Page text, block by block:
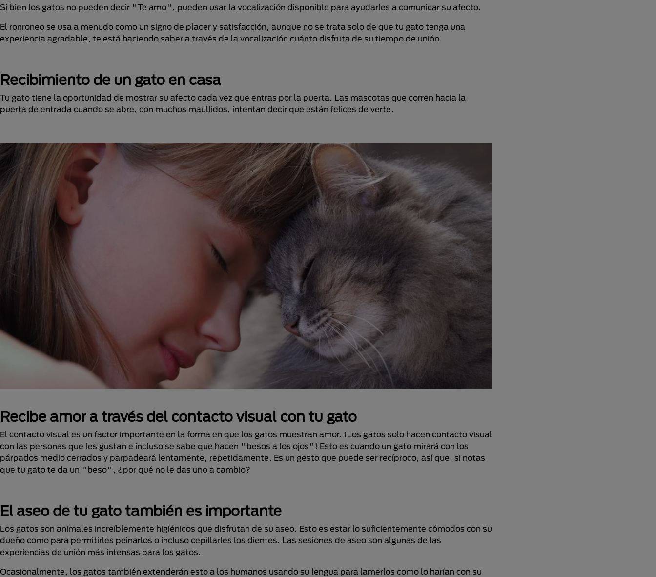
Si bien los gatos no pueden decir "Te amo", pueden usar la vocalización disponible para ayudarles a comunicar su afecto.
El ronroneo se usa a menudo como un signo de placer y satisfacción, aunque no se trata solo de que tu gato tenga una
experiencia agradable, te está haciendo saber a través de la vocalización cuánto disfruta de su tiempo de unión.
Recibimiento de un gato en casa
Tu gato tiene la oportunidad de mostrar su afecto cada vez que entras por la puerta. Las mascotas que corren hacia la
puerta de entrada cuando se abre, con muchos maullidos, intentan decir que están felices de verte.
Recibe amor a través del contacto visual con tu gato
El contacto visual es un factor importante en la forma en que los gatos muestran amor. ¡Los gatos solo hacen contacto visual
con las personas que les gustan e incluso se sabe que hacen "besos a los ojos"! Esto es cuando un gato mirará con los
párpados medio cerrados y parpadeará lentamente, repetidamente. Es un gesto que puede ser recíproco, así que, si notas
que tu gato te da un "beso", ¿por qué no le das uno a cambio?
El aseo de tu gato también es importante
Los gatos son animales increíblemente higiénicos que disfrutan de su aseo. Esto es estar lo suficientemente cómodos con su
dueño como para permitirles peinarlos o incluso cepillarles los dientes. Las sesiones de aseo son algunas de las
experiencias de unión más intensas para los gatos.
Ocasionalmente, los gatos también extenderán esto a los humanos usando su lengua para lamerlos como lo harían con su